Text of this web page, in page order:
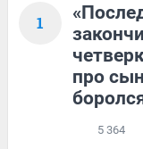
1
про
5 364